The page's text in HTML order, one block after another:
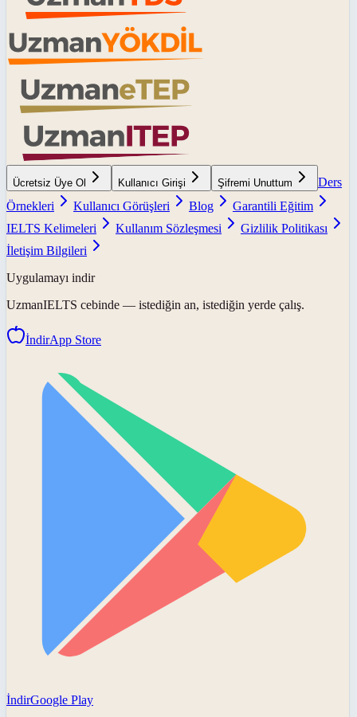
Ücretsiz Üye Ol Kullanıcı Girişi Şifremi Unuttum
Ders
Örnekleri
Kullanıcı Görüşleri Blog
Garantili Eğitim
IELTS Kelimeleri
Kullanım Sözleşmesi
Gizlilik Politikası
İletişim Bilgileri
Uygulamayı indir
UzmanIELTS cebinde — istediğin an, istediğin yerde çalış.
İndirApp Store
İndirGoogle Play